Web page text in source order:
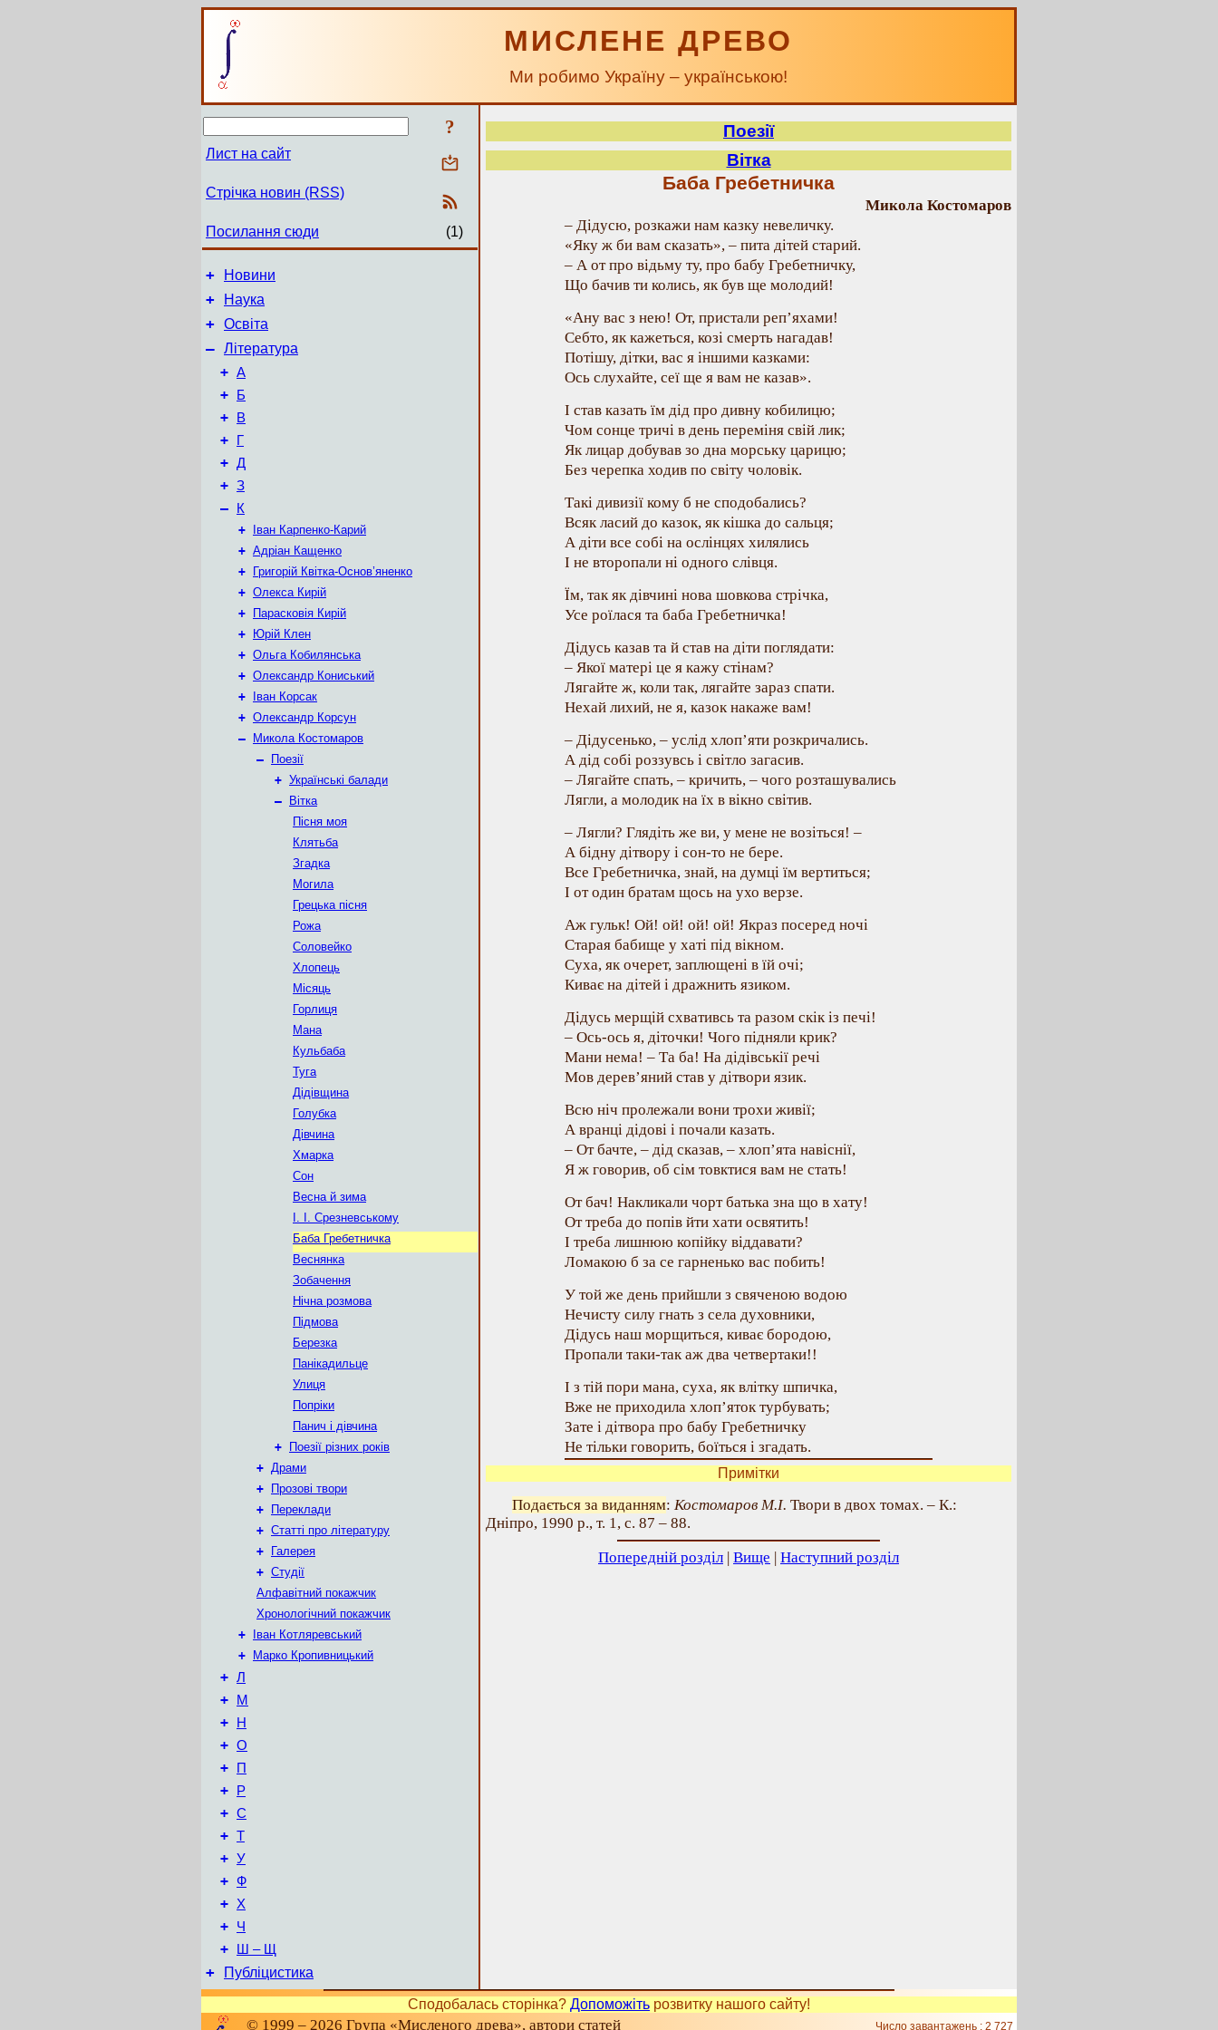
МИСЛЕНЕ ДРЕВО
Ми робимо Україну – українською!
?
Лист на сайт
Стрічка новин (RSS)
Посилання сюди (1)
+ Новини
+ Наука
+ Освіта
– Література
+ А
+ Б
+ В
+ Г
+ Д
+ З
– К
+
Іван Карпенко-Карий
+ Адріан Кащенко
+
Григорій Квітка-Основ’яненко
+ Олекса Кирій
+
Парасковія Кирій
+
Юрій Клен
+ Ольга Кобилянська
+ Олександр Кониський
+
Іван Корсак
+ Олександр Корсун
–
Микола Костомаров
–
Поезії
+ Українські балади
–
Вітка
Пісня моя
Клятьба
Згадка
Могила
Грецька пісня
Рожа
Соловейко
Хлопець
Місяць
Горлиця
Мана
Кульбаба
Туга
Дідівщина
Голубка
Дівчина
Хмарка
Сон
Весна й зима
І. І. Срезневському
Баба Гребетничка
Веснянка
Зобачення
Нічна розмова
Підмова
Березка
Панікадильце
Улиця
Попріки
Панич і дівчина
+
Поезії різних років
+ Драми
+
Прозові твори
+
Переклади
+ Статті про літературу
+
Галерея
+ Студії
Алфавітний покажчик
Хронологічний покажчик
+
Іван Котляревський
+
Марко Кропивницький
+ Л
+ М
+ Н
+ О
+ П
+ Р
+ С
+ Т
+ У
+ Ф
+ Х
+ Ч
+ Ш – Щ
+ Публіцистика
Поезії
Вітка
Баба Гребетничка
Микола Костомаров
– Дідусю, розкажи нам казку невеличку.
«Яку ж би вам сказать», – пита дітей старий.
– А от про відьму ту, про бабу Гребетничку,
Що бачив ти колись, як був ще молодий!
«Ану вас з нею! От, пристали реп’яхами!
Себто, як кажеться, козі смерть нагадав!
Потішу, дітки, вас я іншими казками:
Ось слухайте, сеї ще я вам не казав».
І став казать їм дід про дивну кобилицю;
Чом сонце тричі в день переміня свій лик;
Як лицар добував зо дна морську царицю;
Без черепка ходив по світу чоловік.
Такі дивизії кому б не сподобались?
Всяк ласий до казок, як кішка до сальця;
А діти все собі на ослінцях хилялись
І не второпали ні одного слівця.
Їм, так як дівчині нова шовкова стрічка,
Усе роїлася та баба Гребетничка!
Дідусь казав та й став на діти поглядати:
– Якої матері це я кажу стінам?
Лягайте ж, коли так, лягайте зараз спати.
Нехай лихий, не я, казок накаже вам!
– Дідусенько, – услід хлоп’яти розкричались.
А дід собі роззувсь і світло загасив.
– Лягайте спать, – кричить, – чого розташувались
Лягли, а молодик на їх в вікно світив.
– Лягли? Глядіть же ви, у мене не возіться! –
А бідну дітвору і сон-то не бере.
Все Гребетничка, знай, на думці їм вертиться;
І от один братам щось на ухо верзе.
Аж гульк! Ой! ой! ой! ой! Якраз посеред ночі
Старая бабище у хаті під вікном.
Суха, як очерет, заплющені в їй очі;
Киває на дітей і дражнить язиком.
Дідусь мерщій схвативсь та разом скік із печі!
– Ось-ось я, діточки! Чого підняли крик?
Мани нема! – Та ба! На дідівськії речі
Мов дерев’яний став у дітвори язик.
Всю ніч пролежали вони трохи живії;
А вранці дідові і почали казать.
– От бачте, – дід сказав, – хлоп’ята навіснії,
Я ж говорив, об сім товктися вам не стать!
От бач! Накликали чорт батька зна що в хату!
От треба до попів йти хати освятить!
І треба лишнюю копійку віддавати?
Ломакою б за се гарненько вас побить!
У той же день прийшли з свяченою водою
Нечисту силу гнать з села духовники,
Дідусь наш морщиться, киває бородою,
Пропали таки-так аж два четвертаки!!
І з тій пори мана, суха, як влітку шпичка,
Вже не приходила хлоп’яток турбувать;
Зате і дітвора про бабу Гребетничку
Не тільки говорить, боїться і згадать.
Примітки
Подається за виданням: Костомаров М.І. Твори в двох томах. – К.:
Дніпро, 1990 р., т. 1, с. 87 – 88.
Попередній розділ | Вище | Наступний розділ
Сподобалась сторінка? Допоможіть розвитку нашого сайту!
© 1999 – 2026 Група «Мисленого древа», автори статей Число завантажень : 2 727